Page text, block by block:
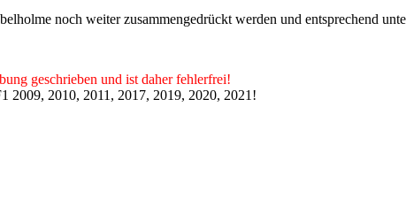
noch weiter zusammengedrückt werden und entsprechend
geschrieben und ist daher fehlerfrei!
2009, 2010, 2011, 2017, 2019, 2020, 2021!